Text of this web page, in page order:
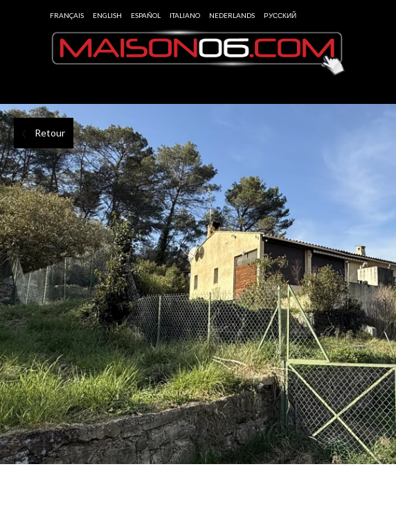
FRANÇAIS ENGLISH ESPAÑOL ITALIANO NEDERLANDS РУССКИЙ
Retour